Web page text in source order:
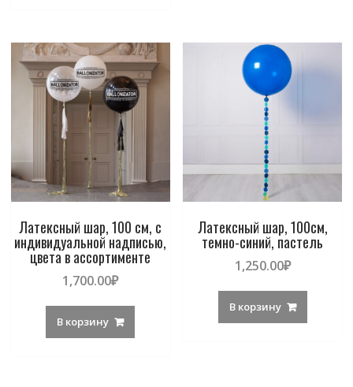
Латексный шар, 100 см, с
индивидуальной надписью,
цвета в ассортименте
1,700.00₽
В корзину
Латексный шар, 100см,
темно-синий, пастель
1,250.00₽
В корзину